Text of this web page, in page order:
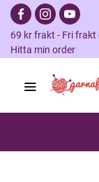
69 kr frakt - Fri
Hitta min order